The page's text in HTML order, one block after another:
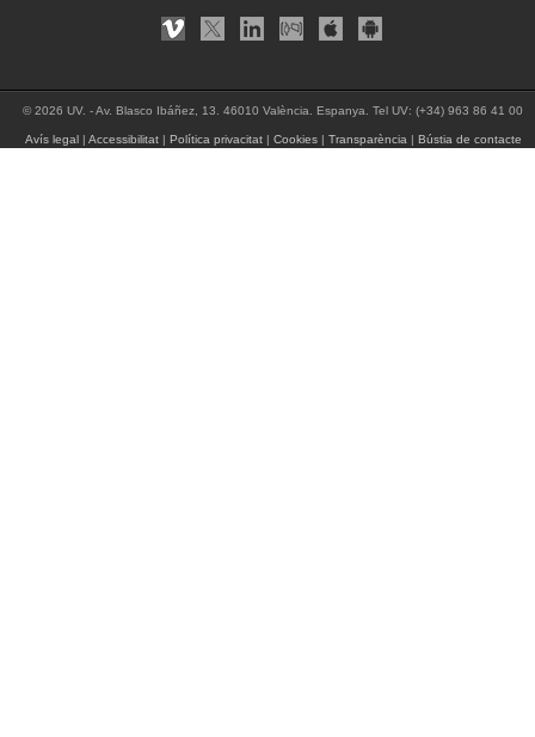
© 2026 UV. - Av. Blasco Ibáñez, 13. 46010 València. Espanya. Tel UV: (+34) 963 86 41 00
Avís legal| Accessibilitat| Política privacitat| Cookies| Transparència | Bústia de contacte